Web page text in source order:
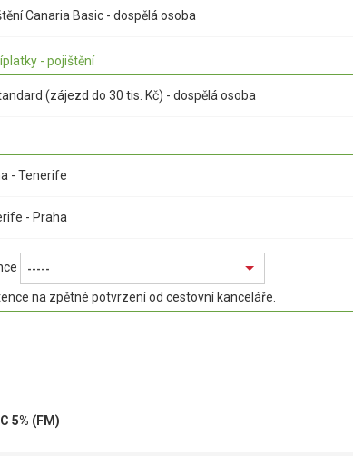
Canaria Basic - dospělá osoba
- pojištění
(zájezd do 30 tis. Kč) - dospělá osoba
- Tenerife
- Praha
-----
na zpětné potvrzení od cestovní kanceláře.
5% (FM)